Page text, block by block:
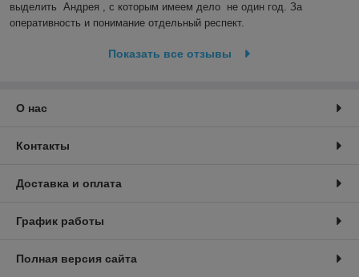
выделить  Андрея , с которым имеем дело  не один год. За
оперативность и понимание отдельный респект.
Показать все отзывы
О нас
Контакты
Доставка и оплата
График работы
Полная версия сайта